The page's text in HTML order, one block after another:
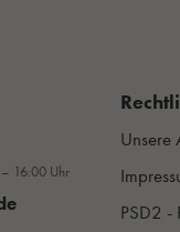
16:00 Uhr
Unsere
PSD2 -